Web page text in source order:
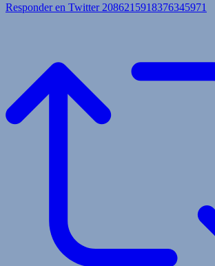
Responder en Twitter 2086215918376345971